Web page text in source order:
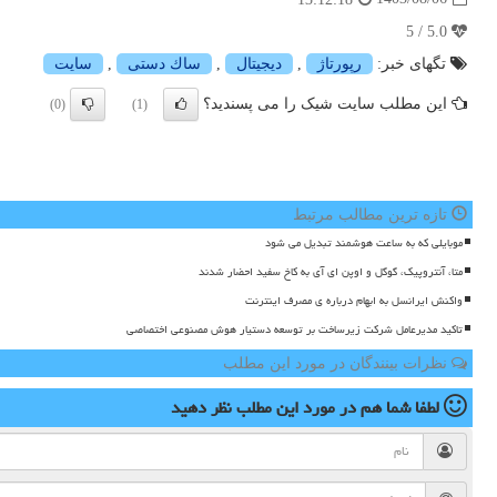
تگهای خبر:
رپورتاژ دیجیتال ساك دستی سایت
این مطلب سایت شیک را می پسندید؟ (1)
(0)
تازه ترین مطالب مرتبط
موبایلی که به ساعت هوشمند تبدیل می شود
متا، آنتروپیک، گوگل و اوپن ای آی به کاخ سفید احضار شدند
واکنش ایرانسل به ابهام درباره ی مصرف اینترنت
تاکید مدیرعامل شرکت زیرساخت بر توسعه دستیار هوش مصنوعی اختصاصی
نظرات بینندگان در مورد این مطلب
لطفا شما همدر مورد این مطلبنظر دهید